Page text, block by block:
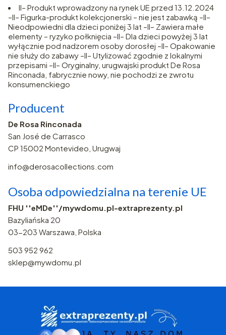
II– Produkt wprowadzony na rynek UE przed 13.12.2024
–II– Figurka-produkt kolekcjonerski – nie jest zabawką –II–
Nieodpowiedni dla dzieci poniżej 3 lat –II– Zawiera małe
elementy – ryzyko połknięcia –II– Dla dzieci powyżej 3 lat
wyłącznie pod nadzorem osoby dorosłej –II– Opakowanie
nie służy do zabawy –II– Utylizować zgodnie z lokalnymi
przepisami –II– Oryginalny, urugwajski produkt De Rosa
Rinconada, fabrycznie nowy, nie pochodzi ze zwrotu
konsumenckiego
Producent
De Rosa Rinconada
San José de Carrasco
CP 15002 Montevideo, Urugwaj
info@derosacollections.com
Osoba odpowiedzialna na terenie UE
FHU ''eMDe''/mywdomu.pl-extraprezenty.pl
Bazyliańska 20
03-203 Warszawa, Polska
503 952 962
sklep@mywdomu.pl